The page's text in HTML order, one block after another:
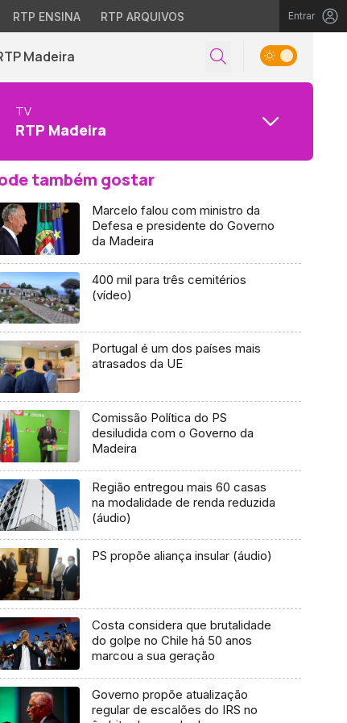
RTP ENSINA RTP ARQUIVOS Entrar
Madeira
TV
RTP Madeira
também gostar
Marcelo falou com ministro da
Defesa e presidente do Governo
da Madeira
400 mil para três cemitérios
(vídeo)
Portugal é um dos países mais
atrasados da UE
Comissão Política do PS
desiludida com o Governo da
Madeira
Região entregou mais 60 casas
na modalidade de renda reduzida
(áudio)
PS propõe aliança insular (áudio)
Costa considera que brutalidade
do golpe no Chile há 50 anos
marcou a sua geração
Governo propõe atualização
regular de escalões do IRS no